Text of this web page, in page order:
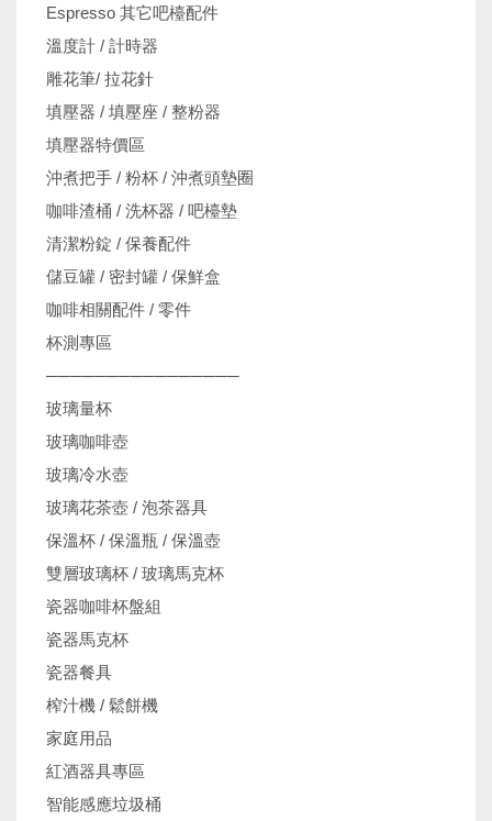
Espresso 其它吧檯配件
溫度計 / 計時器
雕花筆/ 拉花針
填壓器 / 填壓座 / 整粉器
填壓器特價區
沖煮把手 / 粉杯 / 沖煮頭墊圈
咖啡渣桶 / 洗杯器 / 吧檯墊
清潔粉錠 / 保養配件
儲豆罐 / 密封罐 / 保鮮盒
咖啡相關配件 / 零件
杯測專區
────────────────
玻璃量杯
玻璃咖啡壺
玻璃冷水壺
玻璃花茶壺 / 泡茶器具
保溫杯 / 保溫瓶 / 保溫壺
雙層玻璃杯 / 玻璃馬克杯
瓷器咖啡杯盤組
瓷器馬克杯
瓷器餐具
榨汁機 / 鬆餅機
家庭用品
紅酒器具專區
智能感應垃圾桶